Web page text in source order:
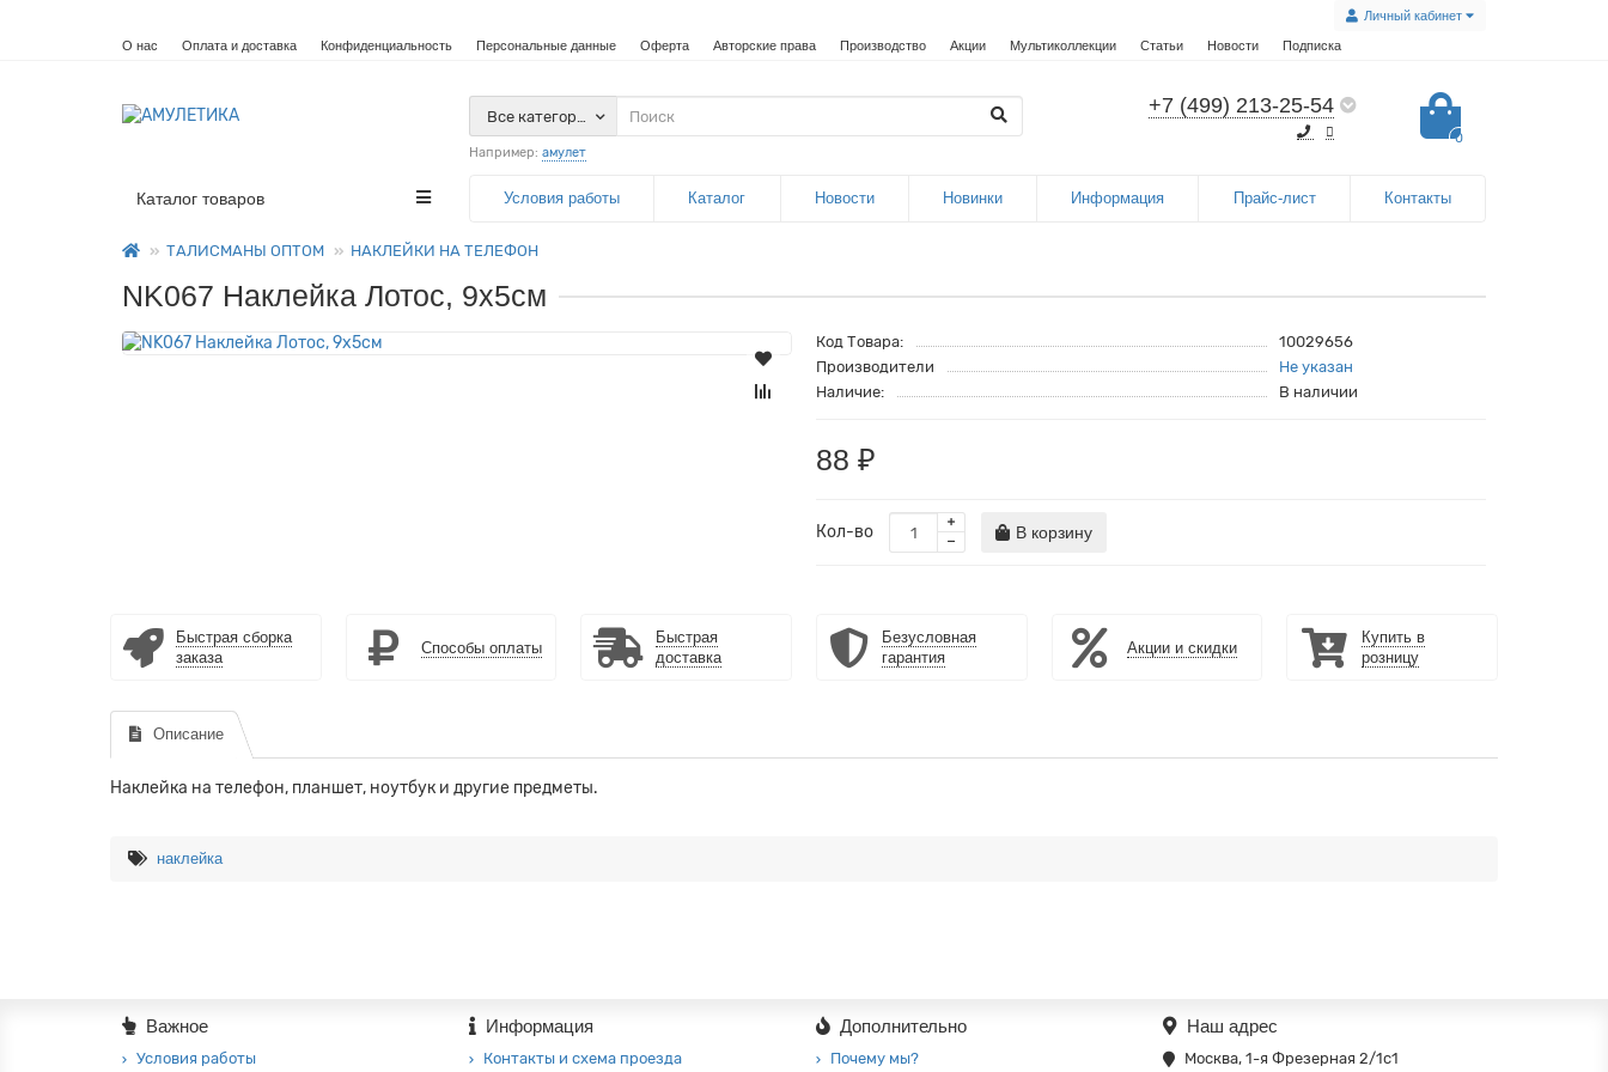
Личный кабинет
О нас Оплата и доставка Конфиденциальность Персональные данные Оферта Авторские права Производство Акции Мультиколлекции Статьи Новости Подписка
+7 (499) 213-25-54
0
Все категории
Например: амулет
Каталог товаров Условия работы Каталог Новости Новинки Информация Прайс-лист Контакты
ТАЛИСМАНЫ ОПТОМ НАКЛЕЙКИ НА ТЕЛЕФОН
NK067 Наклейка Лотос, 9х5см
Код Товара:
10029656
Производители
Не указан
Наличие:
В наличии
88 ₽
Кол-во В корзину
Быстрая сборка
заказа
Способы оплаты
Быстрая
доставка
Безусловная
гарантия
Акции и скидки
Купить в
розницу
Описание
Наклейка на телефон, планшет, ноутбук и другие предметы.
наклейка
Важное
Условия работы
Информация
Контакты и схема проезда
Дополнительно
Почему мы?
Наш адрес
Москва, 1-я Фрезерная 2/1с1